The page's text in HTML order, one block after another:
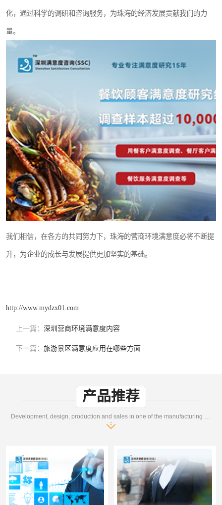
化，通过科学的调研和咨询服务，为珠海的经济发展贡献我们的力
量。
我们相信，在各方的共同努力下，珠海的营商环境满意度必将不断提
升，为企业的成长与发展提供更加坚实的基础。
http://www.mydzx01.com
上一篇： 深圳营商环境满意度内容
下一篇： 旅游景区满意度应用在哪些方面
产品推荐
Development, design, production and sales in one of the manufacturing enterprises